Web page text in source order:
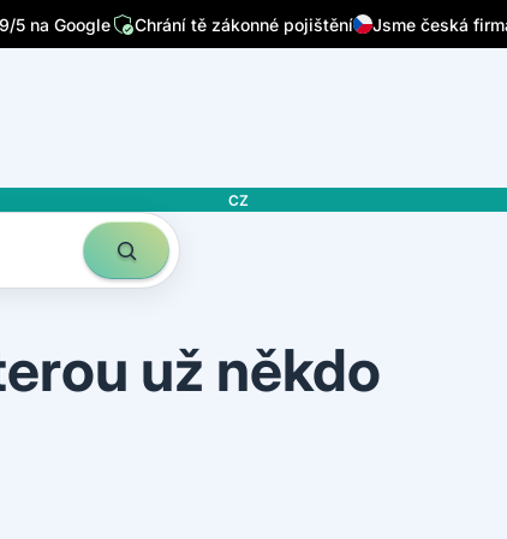
Píšou o nás přední česká média Sleduje nás 32 tisíc lidí na
CZ
už někdo